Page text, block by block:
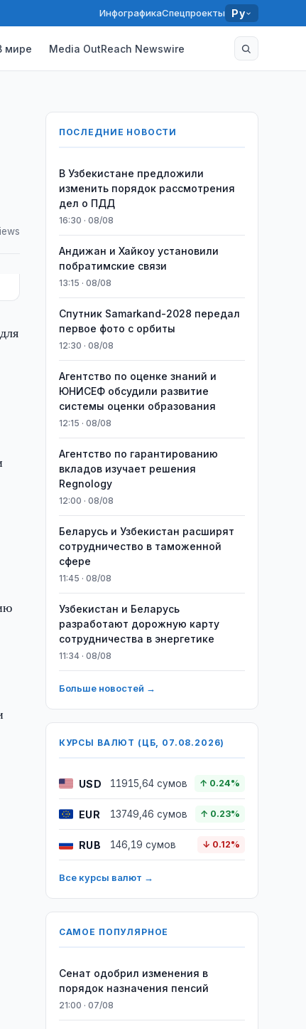
ИнфографикаСпецпроекты Ру
мире Media OutReach Newswire
ПОСЛЕДНИЕ НОВОСТИ
В Узбекистане предложили
изменить порядок рассмотрения
дел о ПДД
16:30 · 08/08
Андижан и Хайкоу установили
побратимские связи
13:15 · 08/08
Спутник Samarkand-2028 передал
первое фото с орбиты
12:30 · 08/08
Агентство по оценке знаний и
ЮНИСЕФ обсудили развитие
системы оценки образования
12:15 · 08/08
Агентство по гарантированию
вкладов изучает решения
Regnology
12:00 · 08/08
Беларусь и Узбекистан расширят
сотрудничество в таможенной
сфере
11:45 · 08/08
Узбекистан и Беларусь
разработают дорожную карту
сотрудничества в энергетике
11:34 · 08/08
Больше новостей →
КУРСЫ ВАЛЮТ (ЦБ, 07.08.2026)
USD 11915,64 сумов ↑ 0.24%
EUR 13749,46 сумов ↑ 0.23%
RUB 146,19 сумов ↓ 0.12%
Все курсы валют →
САМОЕ ПОПУЛЯРНОЕ
Сенат одобрил изменения в
порядок назначения пенсий
21:00 · 07/08